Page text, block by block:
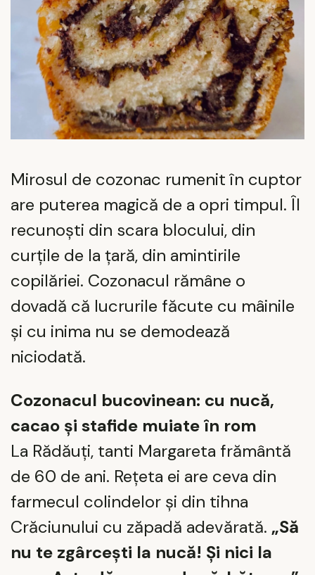
Mirosul de cozonac rumenit în cuptor
are puterea magică de a opri timpul. Îl
recunoști din scara blocului, din
curțile de la țară, din amintirile
copilăriei. Cozonacul rămâne o
dovadă că lucrurile făcute cu mâinile
și cu inima nu se demodează
niciodată.
Cozonacul bucovinean: cu nucă,
cacao și stafide muiate în rom
La Rădăuți, tanti Margareta frământă
de 60 de ani. Rețeta ei are ceva din
farmecul colindelor și din tihna
Crăciunului cu zăpadă adevărată. „Să
nu te zgârcești la nucă! Și nici la